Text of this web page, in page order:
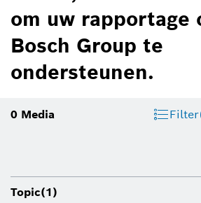
om uw rapportage
Bosch Group te
ondersteunen.
0 Media Filter
Topic(1)